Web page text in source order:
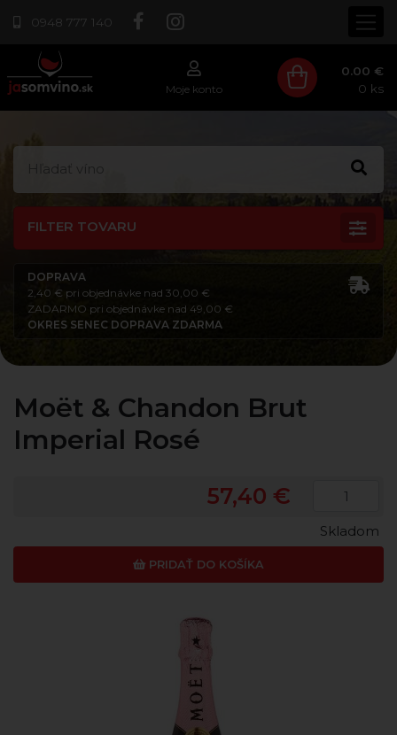
0948 777 140
Moje konto
0.00 €
0 ks
FILTER TOVARU
DOPRAVA
2,40 € pri objednávke nad 30,00 €
ZADARMO pri objednávke nad 49,00 €
OKRES SENEC DOPRAVA ZDARMA
Moët & Chandon Brut
Imperial Rosé
57,40 €
PRIDAŤ DO KOŠÍKA
Skladom